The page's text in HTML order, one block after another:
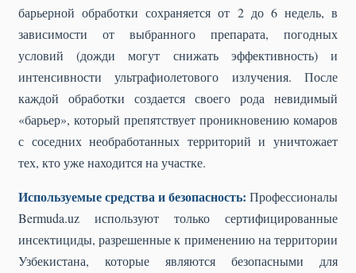
барьерной обработки сохраняется от 2 до 6 недель, в
зависимости от выбранного препарата, погодных
условий (дожди могут снижать эффективность) и
интенсивности ультрафиолетового излучения. После
каждой обработки создается своего рода невидимый
«барьер», который препятствует проникновению комаров
с соседних необработанных территорий и уничтожает
тех, кто уже находится на участке.
Используемые средства и безопасность: Профессионалы
Bermuda.uz используют только сертифицированные
инсектициды, разрешенные к применению на территории
Узбекистана, которые являются безопасными для